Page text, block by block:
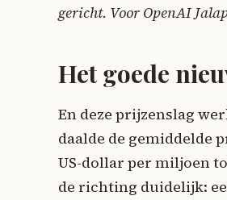
gericht. Voor OpenAI
Het goede
En deze prijzenslag
daalde de gemiddelde
US-dollar per miljoen
de richting duidelijk: